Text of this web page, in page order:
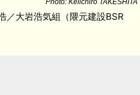
Photo: Keiichiro TAKESHITA
／大岩浩気組（隈元建設BSR